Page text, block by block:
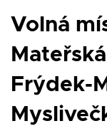
Volná
Frýdek-